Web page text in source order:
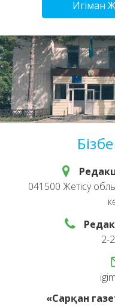
Игіман
041500 Жетісу
2-
«Сарқан